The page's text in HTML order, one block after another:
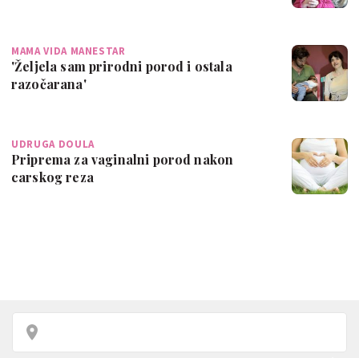
MAMA VIDA MANESTAR
'Željela sam prirodni porod i ostala
razočarana'
UDRUGA DOULA
Priprema za vaginalni porod nakon
carskog reza